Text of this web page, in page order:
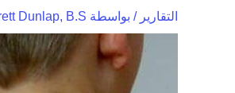
التقارير / بواسطة Dunlap, B.S.